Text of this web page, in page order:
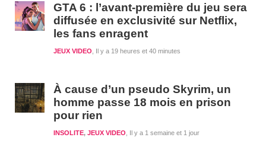
GTA 6 : l’avant-première du jeu sera
diffusée en exclusivité sur Netflix,
les fans enragent
Il y a 19 heures et 40 minutes
JEUX VIDEO
À cause d’un pseudo Skyrim, un
homme passe 18 mois en prison
pour rien
Il y a 1 semaine et 1 jour
INSOLITE, JEUX VIDEO